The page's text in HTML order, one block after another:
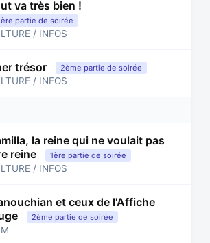
va très bien !
partie de soirée
/ INFOS
trésor 2ème partie de soirée
/ INFOS
la reine qui ne voulait pas
reine
1ère partie de soirée
/ INFOS
et ceux de l'Affiche
2ème partie de soirée